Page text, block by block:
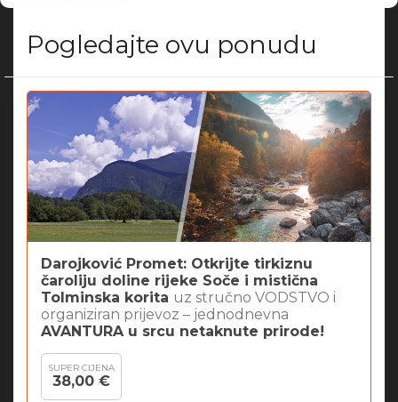
Pogledajte ovu ponudu
Darojković Promet: Otkrijte tirkiznu
čaroliju doline rijeke Soče i mistična
Tolminska korita uz stručno VODSTVO i
organiziran prijevoz – jednodnevna
AVANTURA u srcu netaknute prirode!
SUPER CIJENA
38,00 €